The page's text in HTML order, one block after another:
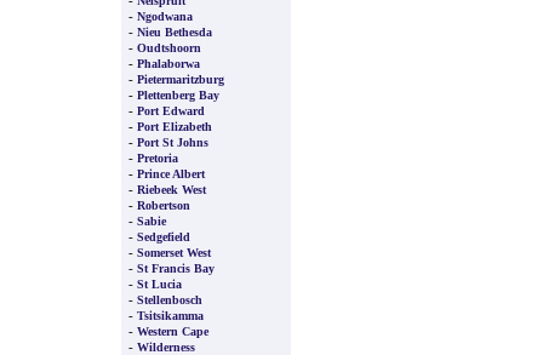
- Ngodwana
- Nieu Bethesda
- Oudtshoorn
- Phalaborwa
- Pietermaritzburg
- Plettenberg Bay
- Port Edward
- Port Elizabeth
- Port St Johns
- Pretoria
- Prince Albert
- Riebeek West
- Robertson
- Sabie
- Sedgefield
- Somerset West
- St Francis Bay
- St Lucia
- Stellenbosch
- Tsitsikamma
- Western Cape
- Wilderness